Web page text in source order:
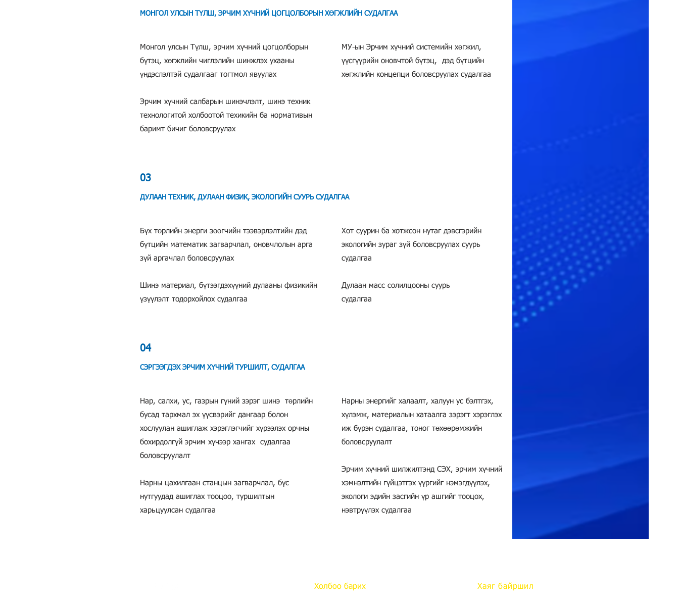
МОНГОЛ УЛСЫН ТҮЛШ, ЭРЧИМ ХҮЧНИЙ ЦОГЦОЛБОРЫН ХӨГЖЛИЙН СУДАЛГАА
Монгол улсын Түлш, эрчим хүчний цогцолборын
бүтэц, хөгжлийн чиглэлийн шинжлэх ухааны
үндэслэлтэй судалгааг тогтмол явуулах
Эрчим хүчний салбарын шинэчлэлт, шинэ техник
технологитой холбоотой техикийн ба нормативын
баримт бичиг боловсруулах
МУ-ын Эрчим хүчний системийн хөгжил,
үүсгүүрийн оновчтой бүтэц, дэд бүтцийн
хөгжлийн концепци боловсруулах судалгаа
03
ДУЛААН ТЕХНИК, ДУЛААН ФИЗИК, ЭКОЛОГИЙН СУУРЬ СУДАЛГАА
Бүх төрлийн энерги зөөгчийн тээвэрлэлтийн дэд
бүтцийн математик загварчлал, оновчлолын арга
зүй аргачлал боловсруулах​​​
Шинэ материал, бүтээгдэхүүний дулааны физикийн
үзүүлэлт тодорхойлох судалгаа​​
​Хот суурин ба хотжсон нутаг дэвсгэрийн
экологийн зураг зүй боловсруулах суурь
судалгаа
Дулаан масс солилцооны суурь
судалгаа
04
СЭРГЭЭГДЭХ ЭРЧИМ ХҮЧНИЙ ТУРШИЛТ, СУДАЛГАА
Нар, салхи, ус, газрын гүний зэрэг шинэ төрлийн
бусад тархмал эх үүсвэрийг дангаар болон
хослуулан ашиглаж хэрэглэгчийг хүрээлэх орчны
бохирдолгүй эрчим хүчээр хангах судалгаа
боловсруулалт
Нарны цахилгаан станцын загварчлал, бүс
нутгуудад ашиглах тооцоо, туршилтын
харьцуулсан судалгаа
Нарны энергийг халаалт, халуун ус бэлтгэх,
хүлэмж, материалын хатаалга зэрэгт хэрэглэх
иж бүрэн судалгаа, тоног төхөөрөмжийн
боловсруулалт
Эрчим хүчний шилжилтэнд СЭХ, эрчим хүчний
хэмнэлтийн гүйцэтгэх үүргийг нэмэгдүүлэх,
экологи эдийн засгийн үр ашгийг тооцох,
нэвтрүүлэх судалгаа
Холбоо барих Хаяг байршил